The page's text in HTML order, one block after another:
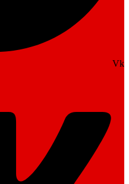
Vk